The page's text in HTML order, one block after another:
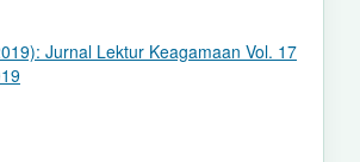
Jurnal Lektur Keagamaan Vol. 17